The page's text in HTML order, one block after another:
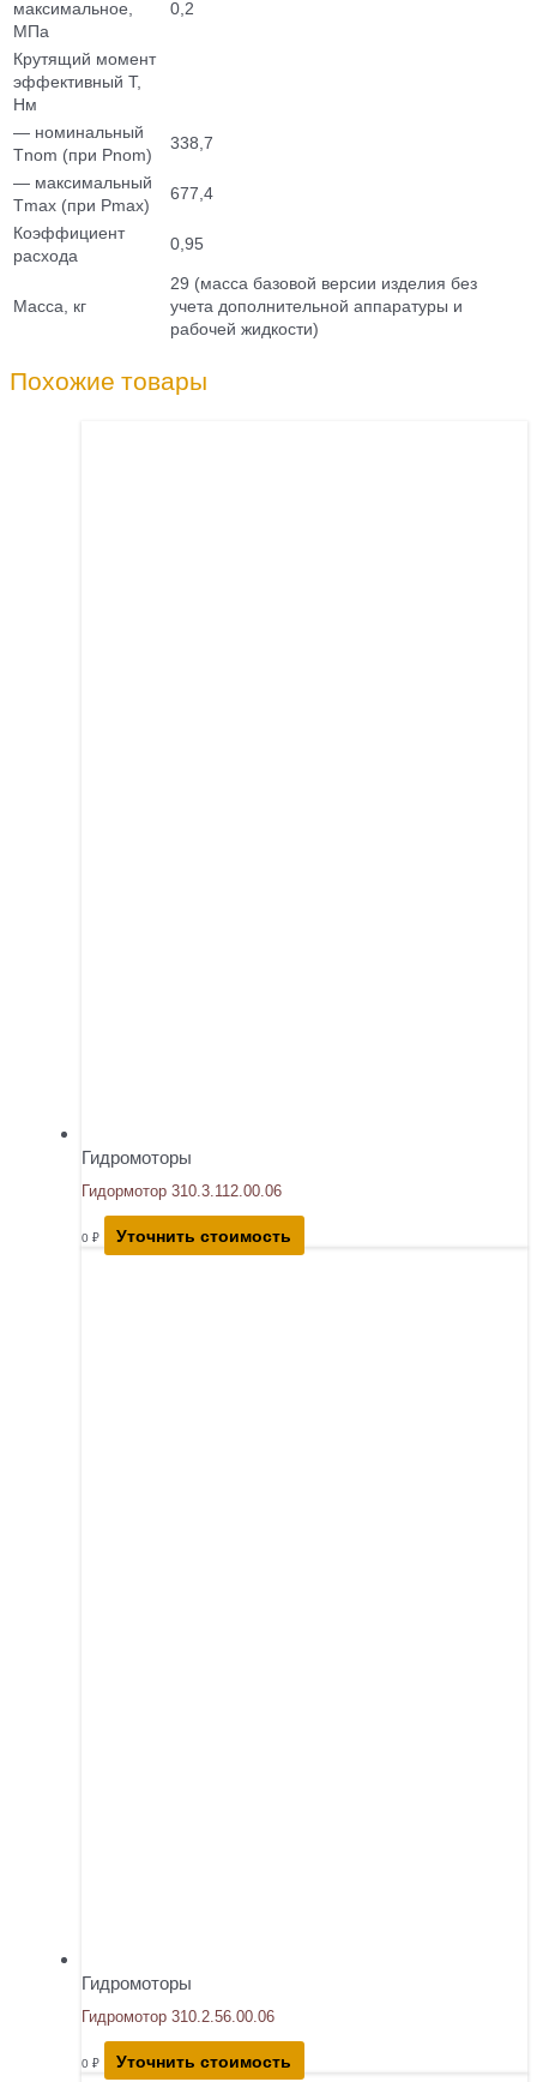
максимальное,
МПа
0,2
Крутящий момент
эффективный T,
Нм
— номинальный
Тnom (при Pnom)
338,7
— максимальный
Tmax (при Pmax)
677,4
Коэффициент
расхода
0,95
Масса, кг
29 (масса базовой версии изделия без
учета дополнительной аппаратуры и
рабочей жидкости)
Похожие товары
Гидромоторы
Гидормотор 310.3.112.00.06
0 ₽ Уточнить стоимость
Гидромоторы
Гидромотор 310.2.56.00.06
0 ₽ Уточнить стоимость